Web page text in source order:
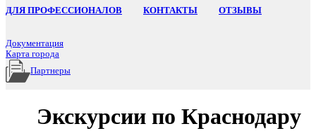
ДЛЯ ПРОФЕССИОНАЛОВ
КОНТАКТЫ ОТЗЫВЫ
Документация
Карта города
Партнеры
Экскурсии по Краснодару